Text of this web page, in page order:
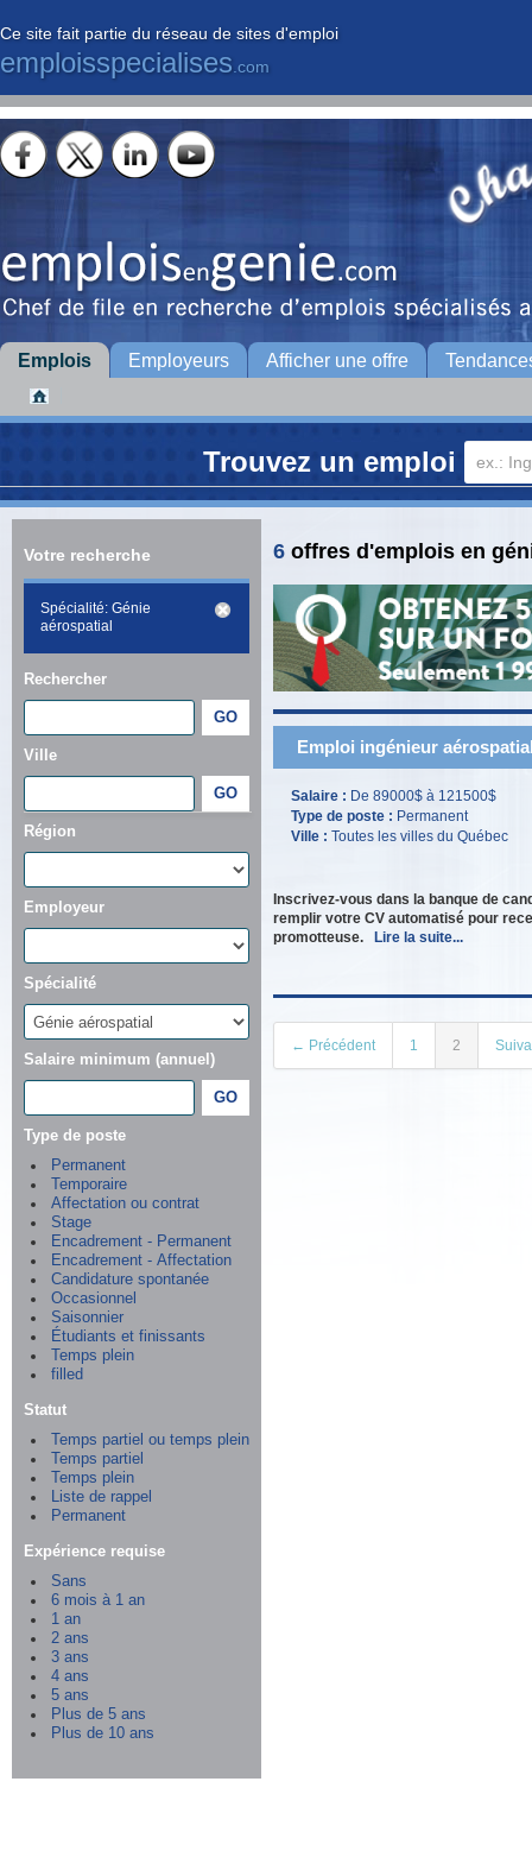
Ce site fait partie du réseau de sites d'emploi
emploisspecialises .com
Emplois Employeurs Afficher une offre
Trouvez un emploi
Votre recherche
Spécialité: Génie
aérospatial
Rechercher
Ville
Région
Employeur
Spécialité
Salaire minimum (annuel)
Type de poste
Permanent
Temporaire
Affectation ou contrat
Stage
Encadrement - Permanent
Encadrement - Affectation
Candidature spontanée
Occasionnel
Saisonnier
Étudiants et finissants
Temps plein
filled
Statut
Temps partiel ou temps plein
Temps partiel
Temps plein
Liste de rappel
Permanent
Expérience requise
Sans
6 mois à 1 an
1 an
2 ans
3 ans
4 ans
5 ans
Plus de 5 ans
Plus de 10 ans
6 offres d'emplois en
Emploi ingénieur
Salaire : De 89000$ à 121500$
Type de poste : Permanent
Ville : Toutes les villes du Québec
Inscrivez-vous dans la banque de
remplir votre CV automatisé pour
promotteuse.
Lire la suite...
← Précédent 1 2